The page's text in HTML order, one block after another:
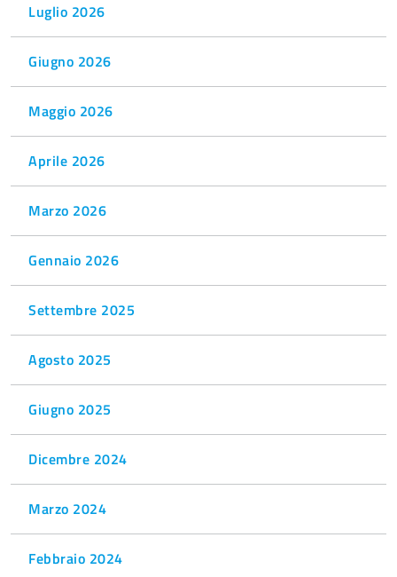
Luglio 2026
Giugno 2026
Maggio 2026
Aprile 2026
Marzo 2026
Gennaio 2026
Settembre 2025
Agosto 2025
Giugno 2025
Dicembre 2024
Marzo 2024
Febbraio 2024